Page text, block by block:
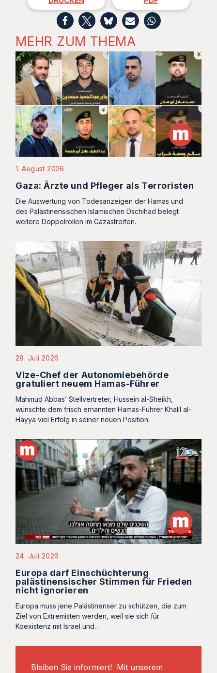
MEHR ZUM THEMA
1. August 2026
Gaza: Ärzte und Pfleger als Terroristen
Die Auswertung von Todesanzeigen der Hamas und
des Palästinensischen Islamischen Dschihad belegt
weitere Doppelrollen im Gazastreifen.
28. Juli 2026
Vize-Chef der Autonomiebehörde
gratuliert neuem Hamas-Führer
Mahmud Abbas’ Stellvertreter, Hussein al-Sheikh,
wünschte dem frisch ernannten Hamas-Führer Khalil al-
Hayya viel Erfolg in seiner neuen Position.
24. Juli 2026
Europa darf Einschüchterung
palästinensischer Stimmen für Frieden
nicht ignorieren
Europa muss jene Palästinenser zu schützen, die zum
Ziel von Extremisten werden, weil sie sich für
Koexistenz mit Israel und…
Bleiben Sie informiert! Mit unserem